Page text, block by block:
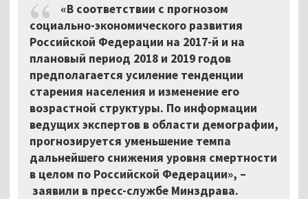
«В соответствии с прогнозом
социально-экономического развития
Российской Федерации на 2017-й и на
плановый период 2018 и 2019 годов
предполагается усиление тенденции
старения населения и изменение его
возрастной структуры. По информации
ведущих экспертов в области демографии,
прогнозируется уменьшение темпа
дальнейшего снижения уровня смертности
в целом по Российской Федерации», –
заявили в пресс-службе Минздрава.